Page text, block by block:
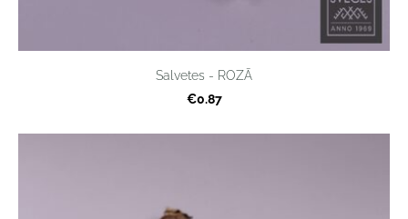
Salvetes - ROZĀ
€0.87